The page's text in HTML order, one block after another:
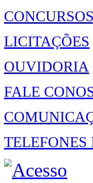
CONCURSOS
LICITAÇÕES
OUVIDORIA
FALE